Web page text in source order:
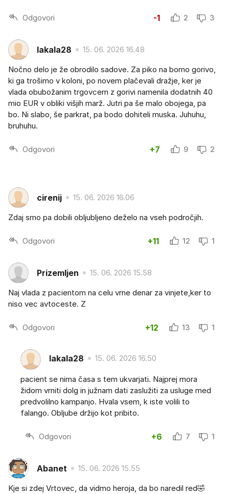
Odgovori -1 2 3
lakala28 15. 06. 2026 16.48
Nočno delo je že obrodilo sadove. Za piko na bomo gorivo,
ki ga trošimo v koloni, po novem plačevali dražje, ker je
vlada obubožanim trgovcem z gorivi namenila dodatnih 40
mio EUR v obliki višjih marž. Jutri pa še malo obojega, pa
bo. Ni slabo, še parkrat, pa bodo dohiteli muska. Juhuhu,
bruhuhu.
Odgovori +7 9 2
cirenij 15. 06. 2026 16.06
Zdaj smo pa dobili obljubljeno deželo na vseh področjih.
Odgovori +11 12 1
Prizemljen 15. 06. 2026 15.58
Naj vlada z pacientom na celu vrne denar za vinjete,ker to
niso vec avtoceste. Z
Odgovori +12 13 1
lakala28 15. 06. 2026 16.50
pacient se nima časa s tem ukvarjati. Najprej mora
židom vrniti dolg in južnam dati zaslužiti za usluge med
predvolilno kampanjo. Hvala vsem, k iste volili to
falango. Obljube držijo kot pribito.
Odgovori +6 7 1
Abanet 15. 06. 2026 15.55
Kje si zdej Vrtovec, da vidmo heroja, da bo naredil red🤣